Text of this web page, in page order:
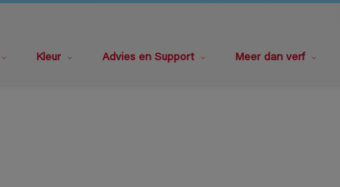
Kleur Advies en Support Meer dan verf